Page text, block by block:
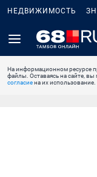
НЕДВИЖИМОСТЬ
На информационном ресурсе
файлы. Оставаясь на сайте, вы
согласиена их использование.